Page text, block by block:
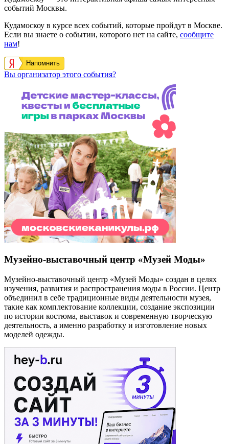
событий Москвы.
Кудамоскоу в курсе всех событий, которые пройдут в Москве.
Если вы знаете о событии, которого нет на сайте, сообщите
нам!
Напомнить
Вы организатор этого события?
Музейно-выставочный центр «Музей Моды»
Музейно-выставочный центр «Музей Моды» создан в целях
изучения, развития и распространения моды в России. Центр
объединил в себе традиционные виды деятельности музея,
такие как комплектование коллекции, создание экспозиции
по истории костюма, выставок и современную творческую
деятельность, а именно разработку и изготовление новых
моделей одежды.